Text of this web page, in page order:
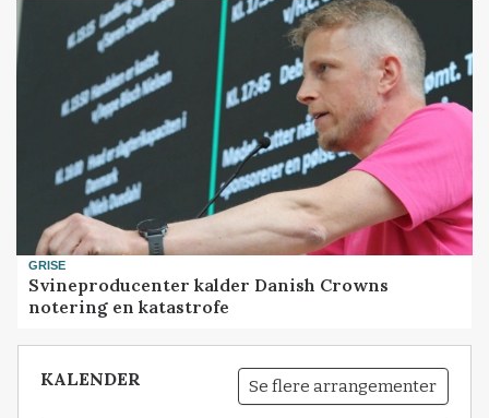
GRISE
Svineproducenter kalder Danish Crowns
notering en katastrofe
KALENDER Se flere arrangementer